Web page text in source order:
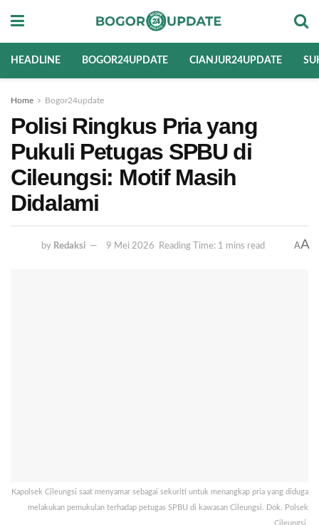
HEADLINE BOGOR24UPDATE CIANJUR24UPDATE
Home Bogor24update
Polisi Ringkus Pria yang
Pukuli Petugas SPBU di
Cileungsi: Motif Masih
Didalami
by Redaksi 9 Mei 2026 Reading Time: 1 mins read AA
Kapolsek Cileungsi saat menyamar sebagai sekuriti untuk menangkap pria yang diduga
melakukan pemukulan terhadap petugas SPBU di kawasan Cileungsi. Dok. Polsek
Cileungsi.